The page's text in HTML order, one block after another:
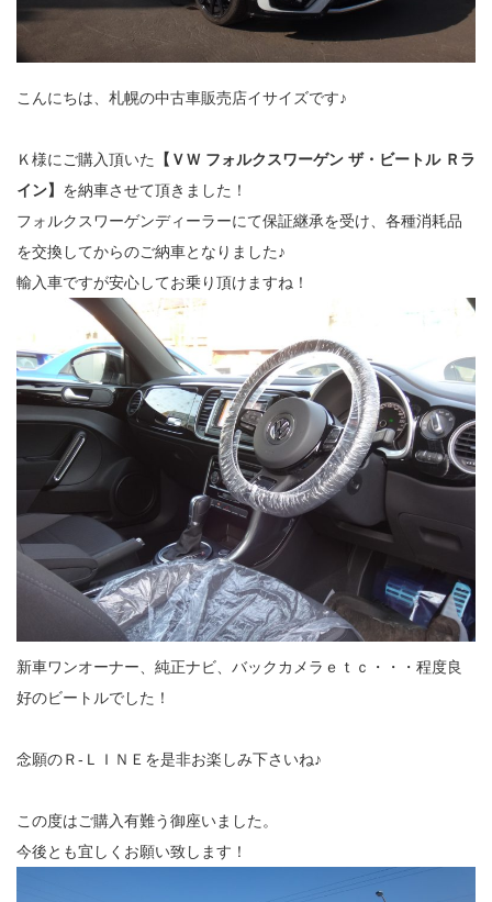
こんにちは、札幌の中古車販売店イサイズです♪
Ｋ様にご購入頂いた
【ＶＷ フォルクスワーゲン ザ・ビートル Ｒラ
イン】 を納車させて頂きました！
フォルクスワーゲンディーラーにて保証継承を受け、各種消耗品
を交換してからのご納車となりました♪
輸入車ですが安心してお乗り頂けますね！
新車ワンオーナー、純正ナビ、バックカメラｅｔｃ・・・程度良
好のビートルでした！
念願のＲ‐ＬＩＮＥを是非お楽しみ下さいね♪
この度はご購入有難う御座いました。
今後とも宜しくお願い致します！